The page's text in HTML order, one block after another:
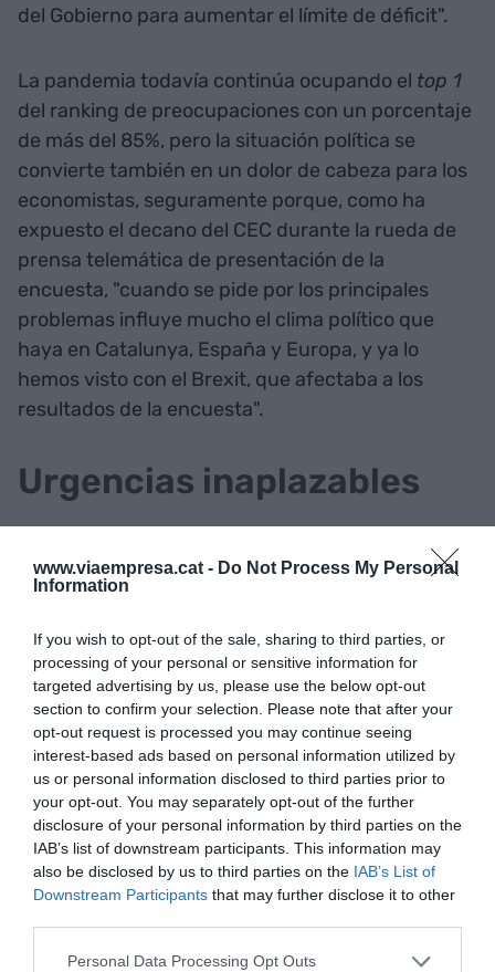
www.viaempresa.cat - Do Not Process My Personal
Information
If you wish to opt-out of the sale, sharing to third parties, or
processing of your personal or sensitive information for
targeted advertising by us, please use the below opt-out
section to confirm your selection. Please note that after your
opt-out request is processed you may continue seeing
interest-based ads based on personal information utilized by
us or personal information disclosed to third parties prior to
your opt-out. You may separately opt-out of the further
disclosure of your personal information by third parties on the
IAB’s list of downstream participants. This information may
also be disclosed by us to third parties on the IAB’s List of
Downstream Participants that may further disclose it to other
Personal Data Processing Opt Outs
del Gobierno para aumentar el límite de déficit".
La pandemia todavía continúa ocupando el top 1
del ranking de preocupaciones con un porcentaje
de más del 85%, pero la situación política se
convierte también en un dolor de cabeza para los
economistas, seguramente porque, como ha
expuesto el decano del CEC durante la rueda de
prensa telemática de presentación de la
encuesta, "cuando se pide por los principales
problemas influye mucho el clima político que
haya en Catalunya, España y Europa, y ya lo
hemos visto con el Brexit, que afectaba a los
resultados de la encuesta".
Urgencias inaplazables
El CEC ya reclamaba hace un par de semanas en
su nota de opinión "el establecimiento de
mecanismos de ayudas directas a las empresas y
recuperación", dos líneas que la entidad considera
que son "fundamentales y prioritarias en estos
momentos" y que, como ha insistido Amat, "lo
importante es que lleguen dinero a las empresas",
sea en forma de ERTE, de ayudas para pagar a
proveedores o lo que sea.
Según su parecer, "lo ideal es que las ayudas
vayan a empresas viables para que todavía lo
sean más" y, justamente con este argumento bajo
el brazo, ha insistido en que, a pesar de que está